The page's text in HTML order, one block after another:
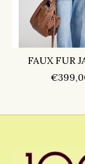
FAUX FUR